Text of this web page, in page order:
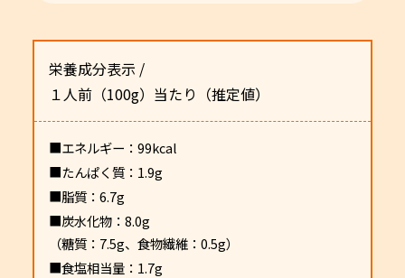
栄養成分表示 /
１人前（100g）当たり（推定値）
■エネルギー：99kcal
■たんぱく質：1.9g
■脂質：6.7g
■炭水化物：8.0g
（糖質：7.5g、食物繊維：0.5g）
■食塩相当量：1.7g